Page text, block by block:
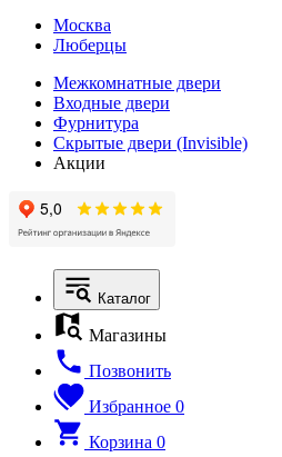
Москва
Люберцы
Межкомнатные двери
Входные двери
Фурнитура
Скрытые двери (Invisible)
Акции
Каталог
Магазины
Позвонить
Избранное 0
Корзина 0